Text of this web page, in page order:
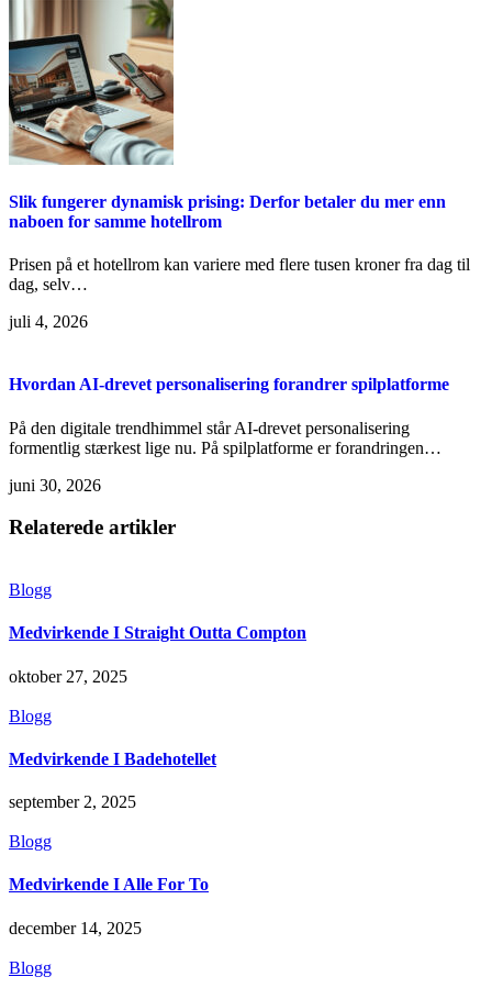
Slik fungerer dynamisk prising: Derfor betaler du mer enn
naboen for samme hotellrom
Prisen på et hotellrom kan variere med flere tusen kroner fra dag til
dag, selv…
juli 4, 2026
Hvordan AI-drevet personalisering forandrer spilplatforme
På den digitale trendhimmel står AI-drevet personalisering
formentlig stærkest lige nu. På spilplatforme er forandringen…
juni 30, 2026
Relaterede artikler
Blogg
Medvirkende I Straight Outta Compton
oktober 27, 2025
Blogg
Medvirkende I Badehotellet
september 2, 2025
Blogg
Medvirkende I Alle For To
december 14, 2025
Blogg